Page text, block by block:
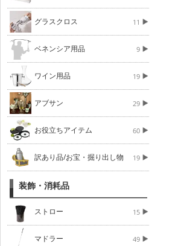
グラスクロス 11
ベネンシア用品 9
ワイン用品 19
アブサン 29
お役立ちアイテム 60
訳あり品/お宝・掘り出し物 19
装飾・消耗品
ストロー 15
マドラー 49